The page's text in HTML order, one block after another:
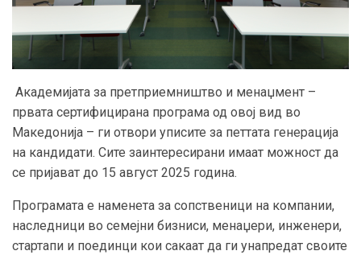
Академијата за претприемништво и менаџмент –
првата сертифицирана програма од овој вид во
Македонија – ги отвори уписите за петтата генерација
на кандидати. Сите заинтересирани имаат можност да
се пријават до 15 август 2025 година.
Програмата е наменета за сопственици на компании,
наследници во семејни бизниси, менаџери, инженери,
стартапи и поединци кои сакаат да ги унапредат своите